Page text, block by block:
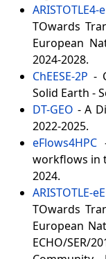
ARISTOTLE4-
TOwards
European
2024-2028.
ChEESE-2P -
Solid Earth -
DT-GEO - A
2022-2025.
eFlows4HPC
workflows in
2024.
ARISTOTLE-
TOwards
European
ECHO/SER/